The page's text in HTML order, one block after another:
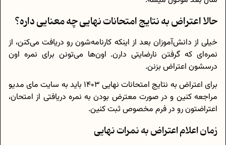
حالا اعتراض به نتایج امتحانات نهایی چه معنایی داره؟
خیلی از دانش‌آموزان بعد از اینکه کارنامه‌شون رو دریافت می‌کنن، از
نمره‌ای که گرفتن نارضایتی دارن. اون‌ها می‌تونن برای نمره اون
درسشون اعتراض بزنن.
برای اعتراض به نتایج امتحانات نهایی ۱۴۰۳ باید به سایت مای مدیو
مراجعه کنین و در صورت معترض بودن به نمره دریافتی از امتحان،
اعتراضتون رو در فرم مخصوص ثبت کنین.
زمان اعلام اعتراض به نمرات نهایی